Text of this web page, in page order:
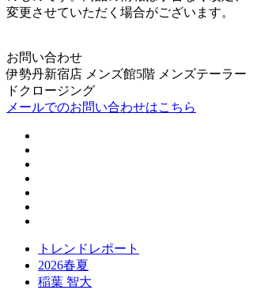
変更させていただく場合がございます。
お問い合わせ
伊勢丹新宿店 メンズ館5階 メンズテーラー
ドクロージング
メールでのお問い合わせはこちら
トレンドレポート
2026春夏
稲葉 智大